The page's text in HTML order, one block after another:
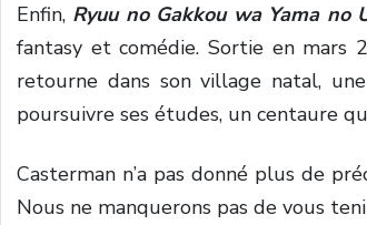
Enfin, Ryuu no Gakkou wa Yama no
fantasy et comédie. Sortie en mars
retourne dans son village natal,
poursuivre ses études, un centaure
Casterman n’a pas donné plus de
Nous ne manquerons pas de vous